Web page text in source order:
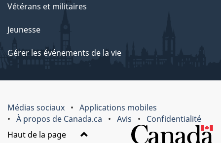
Vétérans et militaires
Jeunesse
Gérer les événements de la vie
Médias sociaux
Applications mobiles
À propos de Canada.ca
Avis
Confidentialité
Haut de la page